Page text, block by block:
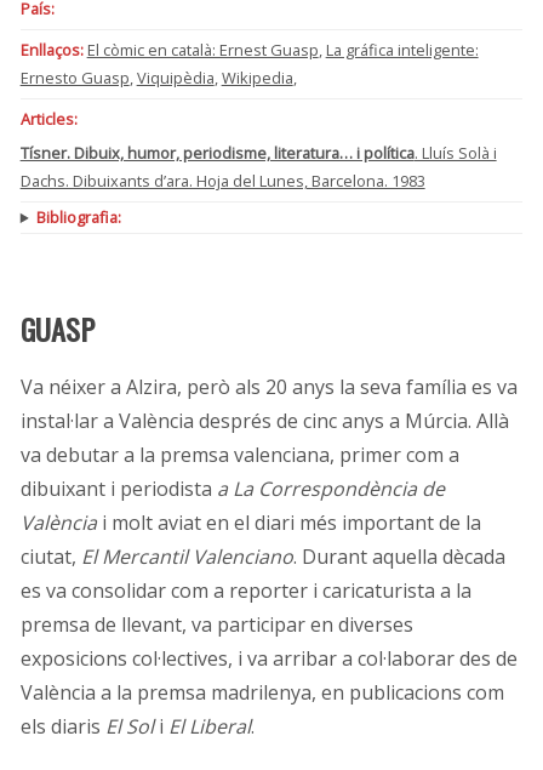
País:
Enllaços: El còmic en català: Ernest Guasp, La gráfica inteligente:
Ernesto Guasp,Viquipèdia,Wikipedia,
Articles:
Tísner. Dibuix, humor, periodisme, literatura… i política. Lluís Solà i
Dachs. Dibuixants d’ara. Hoja del Lunes, Barcelona. 1983
Bibliografia:
GUASP
Va néixer a Alzira, però als 20 anys la seva família es va
instal·lar a València després de cinc anys a Múrcia. Allà
va debutar a la premsa valenciana, primer com a
dibuixant i periodista a La Correspondència de
Valènciai molt aviat en el diari més important de la
ciutat, El Mercantil Valenciano. Durant aquella dècada
es va consolidar com a reporter i caricaturista a la
premsa de llevant, va participar en diverses
exposicions col·lectives, i va arribar a col·laborar des de
València a la premsa madrilenya, en publicacions com
els diaris El Soli El Liberal.